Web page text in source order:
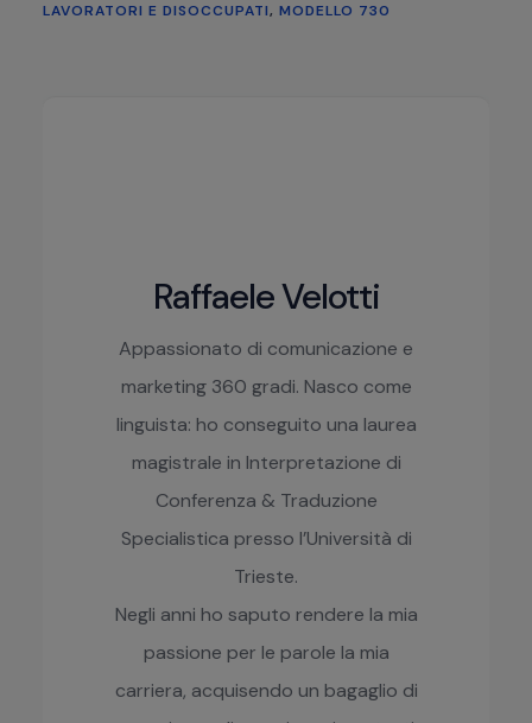
LAVORATORI E DISOCCUPATI, MODELLO 730
Raffaele Velotti
Appassionato di comunicazione e
marketing 360 gradi. Nasco come
linguista: ho conseguito una laurea
magistrale in Interpretazione di
Conferenza & Traduzione
Specialistica presso l’Università di
Trieste.
Negli anni ho saputo rendere la mia
passione per le parole la mia
carriera, acquisendo un bagaglio di